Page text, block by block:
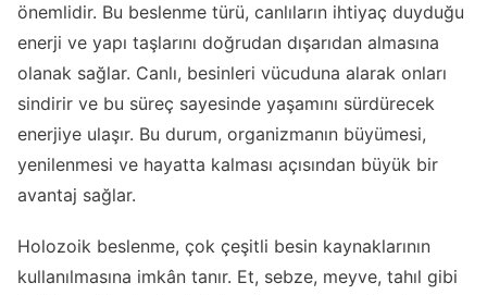
önemlidir. Bu beslenme türü, canlıların ihtiyaç duyduğu
enerji ve yapı taşlarını doğrudan dışarıdan almasına
olanak sağlar. Canlı, besinleri vücuduna alarak onları
sindirir ve bu süreç sayesinde yaşamını sürdürecek
enerjiye ulaşır. Bu durum, organizmanın büyümesi,
yenilenmesi ve hayatta kalması açısından büyük bir
avantaj sağlar.
Holozoik beslenme, çok çeşitli besin kaynaklarının
kullanılmasına imkân tanır. Et, sebze, meyve, tahıl gibi